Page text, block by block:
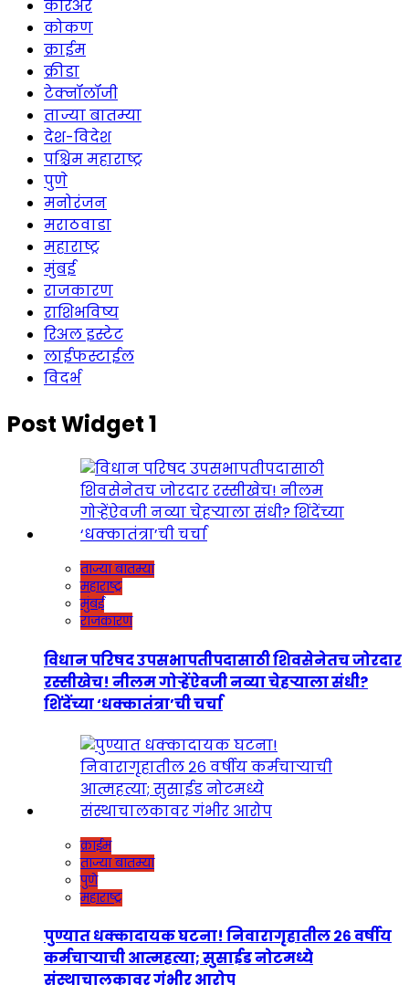
करिअर
कोकण
क्राईम
क्रीडा
टेक्नॉलॉजी
ताज्या बातम्या
देश-विदेश
पश्चिम महाराष्ट्र
पुणे
मनोरंजन
मराठवाडा
महाराष्ट्र
मुंबई
राजकारण
राशिभविष्य
रिअल इस्टेट
लाईफस्टाईल
विदर्भ
Post Widget 1
ताज्या बातम्या
महाराष्ट्र
मुंबई
राजकारण
विधान परिषद उपसभापतीपदासाठी शिवसेनेतच जोरदार
रस्सीखेच! नीलम गोऱ्हेंऐवजी नव्या चेहऱ्याला संधी?
शिंदेंच्या ‘धक्कातंत्रा’ची चर्चा
क्राईम
ताज्या बातम्या
पुणे
महाराष्ट्र
पुण्यात धक्कादायक घटना! निवारागृहातील २६ वर्षीय
कर्मचाऱ्याची आत्महत्या; सुसाईड नोटमध्ये
संस्थाचालकावर गंभीर आरोप